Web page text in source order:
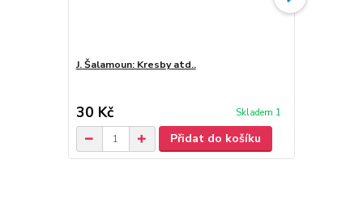
J. Šalamoun: Kresby atd..
30 Kč Skladem 1
Přidat do košíku